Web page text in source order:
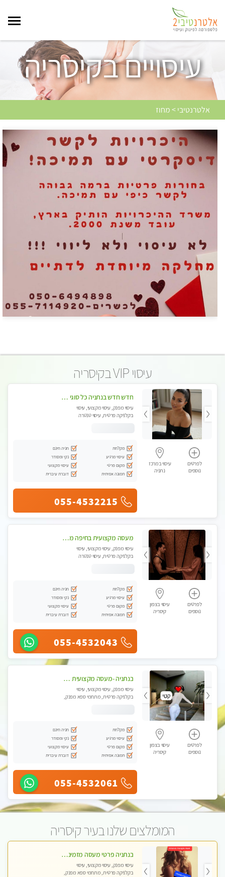
עיסויים בקיסריה
אלטרנטיבי > מחוז
עיסוי VIP בקיסריה
לפרטים
נוספים
עיסוי במרכז
נתניה
חדש חדש בנתניה כל סוגי העיסויים מעסה מקצועית ואיכותית פרטי!!!
עיסוי מפנק, עיסוי מקצועי, עיסוי
בקלניקה פרטית, עיסוי טנטרה
מקלחת
חניה חינם
עיסוי מרגיע
נקי ומסודר
מקום פרטי
עיסוי מקצועי
תמונה אמיתית
דוברת עיברית
055-4532215
לפרטים
נוספים
עיסוי בצפון
קיסריה
מעסה מקצועית בחיפה מעסה קלאסית ומפנקת להתקשר דרך - 0505750417 WhatsApp מוזמן לחוויה בלתי נשכחת!!
עיסוי מפנק, עיסוי מקצועי, עיסוי
בקלניקה פרטית, עיסוי טנטרה
מקלחת
חניה חינם
עיסוי מרגיע
נקי ומסודר
מקום פרטי
עיסוי מקצועי
תמונה אמיתית
דוברת עיברית
055-4532043
לפרטים
נוספים
עיסוי בצפון
קיסריה
בנתניה -מעסה מקצועית איכותית עיסוי מפנק ברמה אחרת !!!
עיסוי מפנק, עיסוי מקצועי, עיסוי
בקלניקה פרטית, מתחמי ספא מפנק,
מקלחת
חניה חינם
עיסוי מרגיע
נקי ומסודר
מקום פרטי
עיסוי מקצועי
תמונה אמיתית
דוברת עיברית
055-4532061
המומלצים שלנו בעיר קיסריה
בנתניה פרטי מעסה מזמינה אותך למפגש אחד על אחד בלי שותפות! פינוק מרגיע vip
עיסוי מפנק, עיסוי מקצועי, עיסוי
בקלניקה פרטית, מתחמי ספא מפנק,